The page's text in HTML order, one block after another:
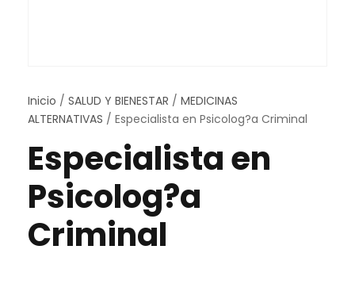
Inicio / SALUD Y BIENESTAR / MEDICINAS
ALTERNATIVAS / Especialista en Psicolog?a Criminal
Especialista en
Psicolog?a
Criminal